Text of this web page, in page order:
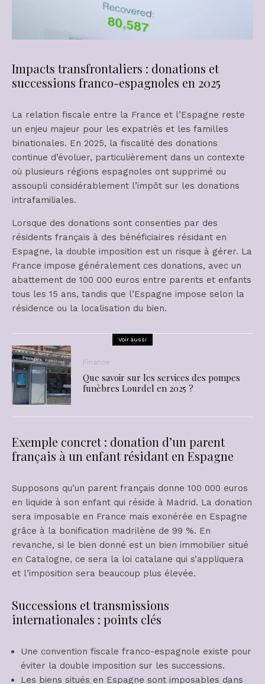
Impacts transfrontaliers : donations et
successions franco-espagnoles en 2025
La relation fiscale entre la France et l’Espagne reste
un enjeu majeur pour les expatriés et les familles
binationales. En 2025, la fiscalité des donations
continue d’évoluer, particulièrement dans un contexte
où plusieurs régions espagnoles ont supprimé ou
assoupli considérablement l’impôt sur les donations
intrafamiliales.
Lorsque des donations sont consenties par des
résidents français à des bénéficiaires résidant en
Espagne, la double imposition est un risque à gérer. La
France impose généralement ces donations, avec un
abattement de 100 000 euros entre parents et enfants
tous les 15 ans, tandis que l’Espagne impose selon la
résidence ou la localisation du bien.
Voir aussi
Finance
Que savoir sur les services des pompes
funèbres Lourdel en 2025 ?
Exemple concret : donation d’un parent
français à un enfant résidant en Espagne
Supposons qu’un parent français donne 100 000 euros
en liquide à son enfant qui réside à Madrid. La donation
sera imposable en France mais exonérée en Espagne
grâce à la bonification madrilène de 99 %. En
revanche, si le bien donné est un bien immobilier situé
en Catalogne, ce sera la loi catalane qui s’appliquera
et l’imposition sera beaucoup plus élevée.
Successions et transmissions
internationales : points clés
Une convention fiscale franco-espagnole existe pour
éviter la double imposition sur les successions.
Les biens situés en Espagne sont imposables dans